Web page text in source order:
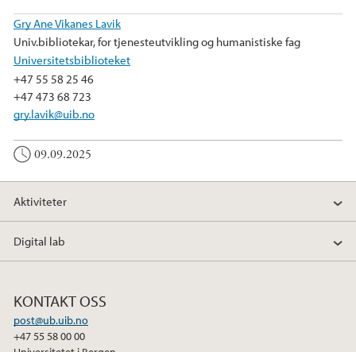
Gry Ane Vikanes Lavik
Univ.bibliotekar, for tjenesteutvikling og humanistiske fag
Universitetsbiblioteket
+47 55 58 25 46
+47 473 68 723
gry.lavik@uib.no
09.09.2025
Aktiviteter
Digital lab
KONTAKT OSS
post@ub.uib.no
+47 55 58 00 00